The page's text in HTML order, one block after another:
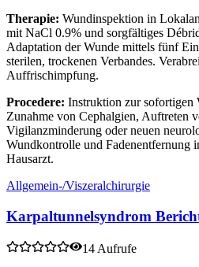
Therapie: Wundinspektion in
mit NaCl 0.9% und sorgfältiges
Adaptation der Wunde mittels fünf
sterilen, trockenen Verbandes.
Auffrischimpfung.
Procedere: Instruktion zur sofortigen
Zunahme von Cephalgien, Auftreten
Vigilanzminderung oder neuen
Wundkontrolle und Fadenentfernung
Hausarzt.
Allgemein-/Viszeralchirurgie
Karpaltunnelsyndrom
14 Aufrufe